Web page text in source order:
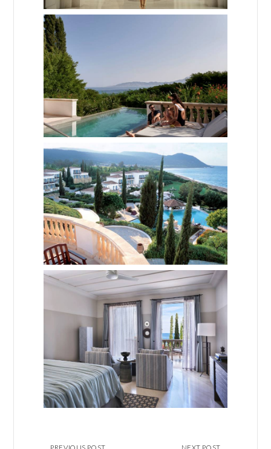
PREVIOUS POST NEXT POST